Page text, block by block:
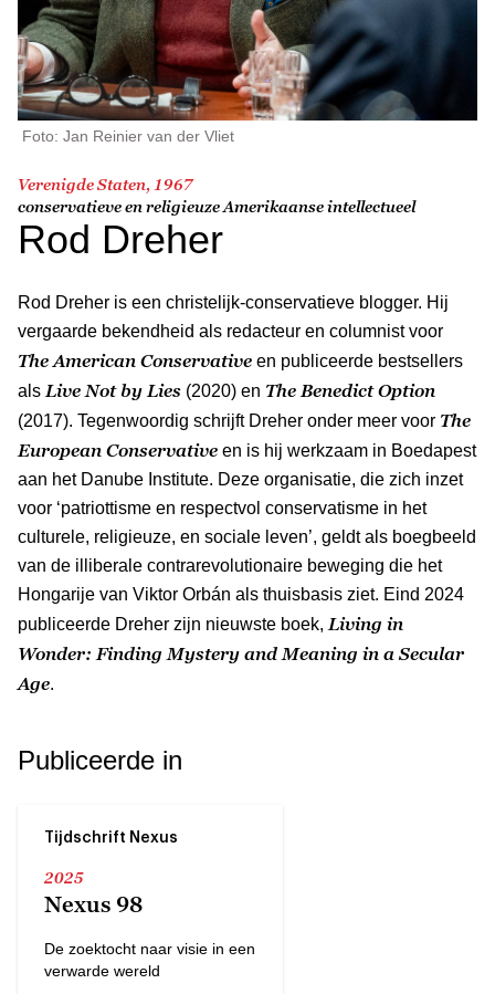
Foto: Jan Reinier van der Vliet
Verenigde Staten, 1967
conservatieve en religieuze Amerikaanse intellectueel
Rod Dreher
Rod Dreher is een christelijk-conservatieve blogger. Hij
vergaarde bekendheid als redacteur en columnist voor
The American Conservative en publiceerde bestsellers
als Live Not by Lies (2020) en The Benedict Option
(2017). Tegenwoordig schrijft Dreher onder meer voor The
European Conservative en is hij werkzaam in Boedapest
aan het Danube Institute. Deze organisatie, die zich inzet
voor ‘patriottisme en respectvol conservatisme in het
culturele, religieuze, en sociale leven’, geldt als boegbeeld
van de illiberale contrarevolutionaire beweging die het
Hongarije van Viktor Orbán als thuisbasis ziet. Eind 2024
publiceerde Dreher zijn nieuwste boek, Living in
Wonder: Finding Mystery and Meaning in a Secular
Age.
Publiceerde in
Tijdschrift Nexus
2025
Nexus 98
De zoektocht naar visie in een
verwarde wereld